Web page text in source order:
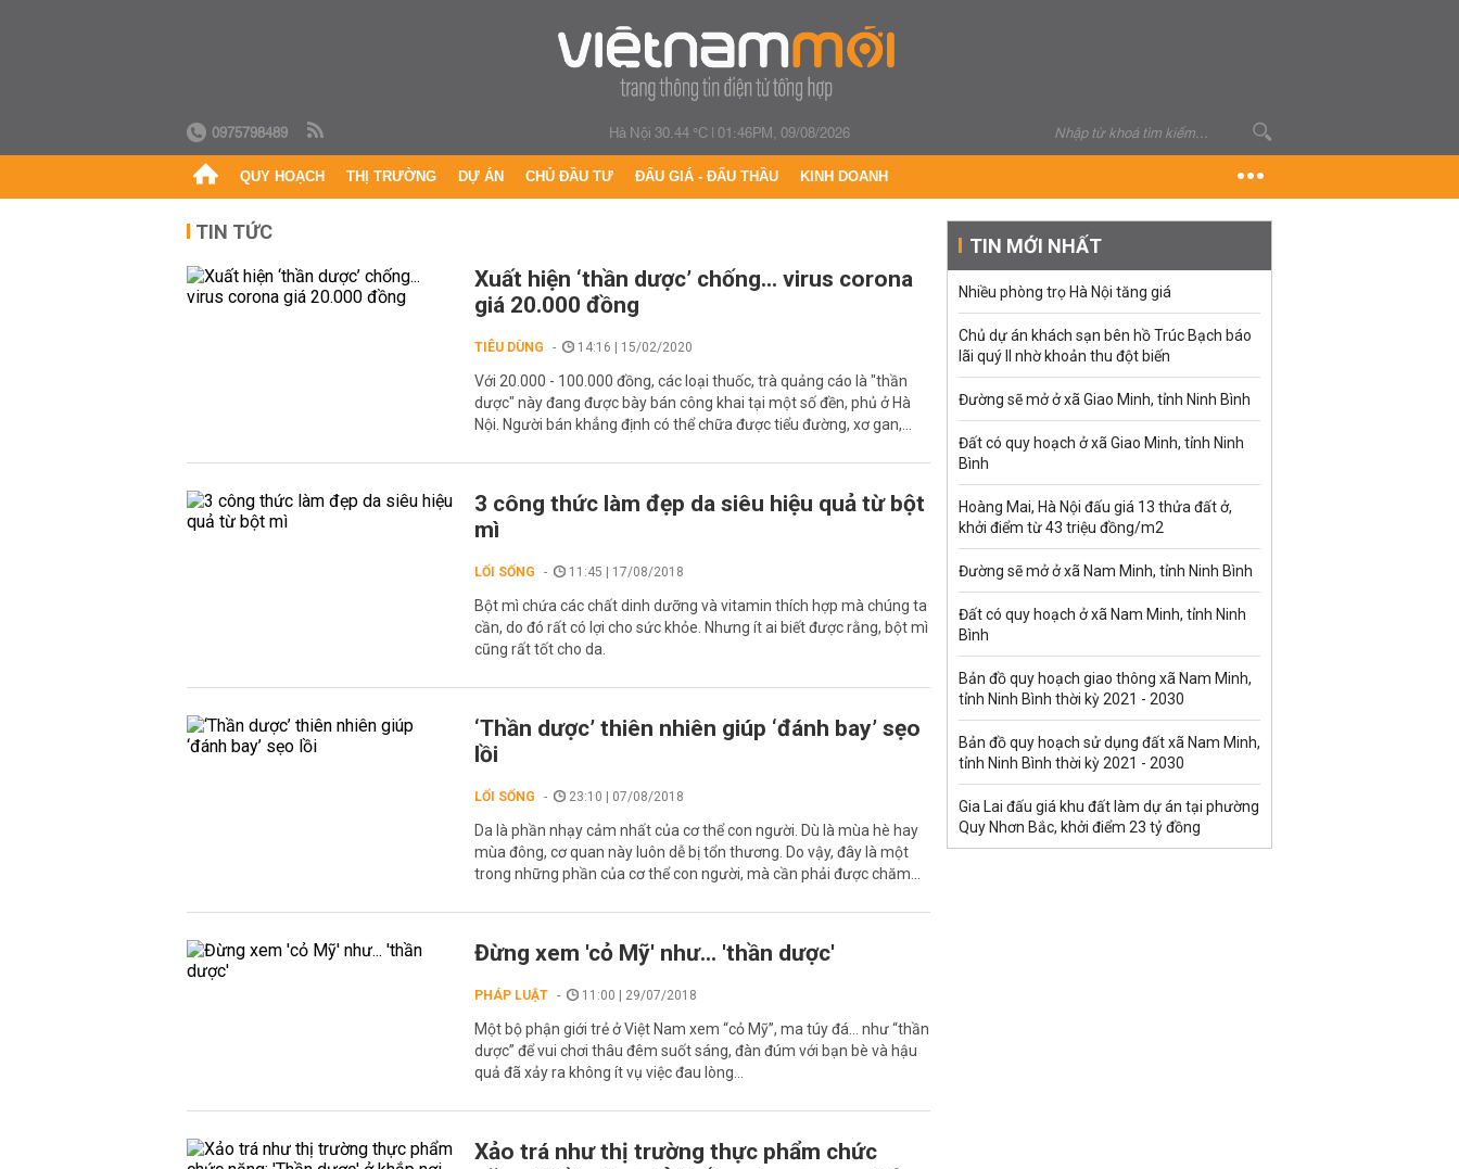
0975798489 Hà Nội 30.44 °C|01:46PM, 09/08/2026
QUY HOẠCH THỊ TRƯỜNG DỰ ÁN CHỦ ĐẦU TƯ ĐẤU GIÁ - ĐẤU THẦU KINH DOANH
TIN TỨC
Xuất hiện ‘thần dược’ chống... virus corona
giá 20.000 đồng
TIÊU DÙNG 14:16 | 15/02/2020
Với 20.000 - 100.000 đồng, các loại thuốc, trà quảng cáo là "thần
dược" này đang được bày bán công khai tại một số đền, phủ ở Hà
Nội. Người bán khẳng định có thể chữa được tiểu đường, xơ gan,...
3 công thức làm đẹp da siêu hiệu quả từ bột
mì
LỐI SỐNG 11:45 | 17/08/2018
Bột mì chứa các chất dinh dưỡng và vitamin thích hợp mà chúng ta
cần, do đó rất có lợi cho sức khỏe. Nhưng ít ai biết được rằng, bột mì
cũng rất tốt cho da.
‘Thần dược’ thiên nhiên giúp ‘đánh bay’ sẹo
lồi
LỐI SỐNG 23:10 | 07/08/2018
Da là phần nhạy cảm nhất của cơ thể con người. Dù là mùa hè hay
mùa đông, cơ quan này luôn dễ bị tổn thương. Do vậy, đây là một
trong những phần của cơ thể con người, mà cần phải được chăm...
Đừng xem 'cỏ Mỹ' như... 'thần dược'
PHÁP LUẬT 11:00 | 29/07/2018
Một bộ phận giới trẻ ở Việt Nam xem “cỏ Mỹ”, ma túy đá… như “thần
dược” để vui chơi thâu đêm suốt sáng, đàn đúm với bạn bè và hậu
quả đã xảy ra không ít vụ việc đau lòng...
Xảo trá như thị trường thực phẩm chức
TIN MỚI NHẤT
Nhiều phòng trọ Hà Nội tăng giá
Chủ dự án khách sạn bên hồ Trúc Bạch báo
lãi quý II nhờ khoản thu đột biến
Đường sẽ mở ở xã Giao Minh, tỉnh Ninh Bình
Đất có quy hoạch ở xã Giao Minh, tỉnh Ninh
Bình
Hoàng Mai, Hà Nội đấu giá 13 thửa đất ở,
khởi điểm từ 43 triệu đồng/m2
Đường sẽ mở ở xã Nam Minh, tỉnh Ninh Bình
Đất có quy hoạch ở xã Nam Minh, tỉnh Ninh
Bình
Bản đồ quy hoạch giao thông xã Nam Minh,
tỉnh Ninh Bình thời kỳ 2021 - 2030
Bản đồ quy hoạch sử dụng đất xã Nam Minh,
tỉnh Ninh Bình thời kỳ 2021 - 2030
Gia Lai đấu giá khu đất làm dự án tại phường
Quy Nhơn Bắc, khởi điểm 23 tỷ đồng